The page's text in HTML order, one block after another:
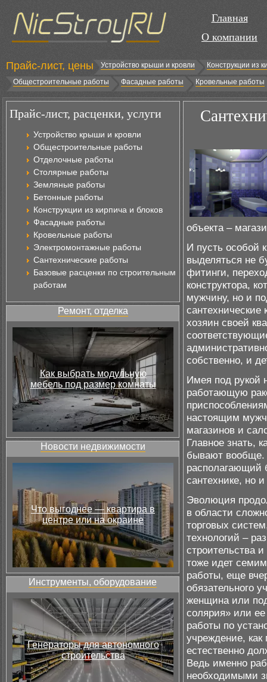
Главная
О компании
Прайс-лист, цены Устройство крыши и кровли
Конструкции из
Общестроительные работы
Фасадные работы Кровельные работы
Прайс-лист, расценки, услуги
Устройство крыши и кровли
Общестроительные работы
Отделочные работы
Столярные работы
Земляные работы
Бетонные работы
Конструкции из кирпича и блоков
Фасадные работы
Кровельные работы
Электромонтажные работы
Сантехнические работы
Базовые расценки по строительным
работам
Ремонт, отделка
Как выбрать модульную
мебель под размер комнаты
Новости недвижимости
Что выгоднее — квартира в
центре или на окраине
Инструменты, оборудование
Генераторы для автономного
строительства
объекта –
И пусть особой
выделяться не
фитинги,
конструктора,
мужчину, но и
хозяин своей
собственно, и
Имея под рукой
работающую
настоящим
магазинов и
Главное знать,
бывают вообще.
располагающий
сантехнике, но
Эволюция
в области
торговых
технологий –
строительства
тоже идет
работы, еще
обязательного
женщина или
солярия» или
работы по
учреждение,
естественно
Ведь именно
необходимыми